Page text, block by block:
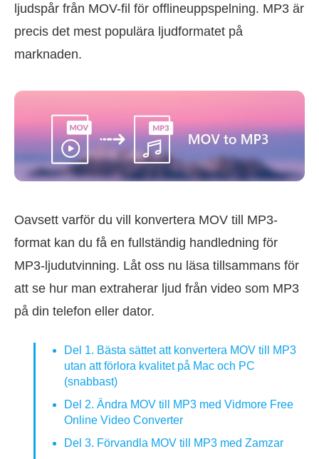
ljudspår från MOV-fil för offlineuppspelning. MP3 är
precis det mest populära ljudformatet på
marknaden.
Oavsett varför du vill konvertera MOV till MP3-
format kan du få en fullständig handledning för
MP3-ljudutvinning. Låt oss nu läsa tillsammans för
att se hur man extraherar ljud från video som MP3
på din telefon eller dator.
Del 1. Bästa sättet att konvertera MOV till MP3
utan att förlora kvalitet på Mac och PC
(snabbast)
Del 2. Ändra MOV till MP3 med Vidmore Free
Online Video Converter
Del 3. Förvandla MOV till MP3 med Zamzar